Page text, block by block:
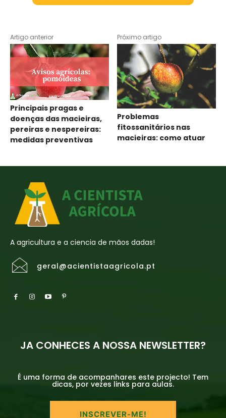
Artigo anterior
Principais pragas e
doenças das macieiras,
pereiras e nespereiras:
medidas preventivas
Próximo artigo
Problemas
fitossanitários nas
macieiras: como atuar
A agricultura e a ciencia de mãos dadas!
geral@acientistaagricola.pt
JA CONHECES A NOSSA NEWSLETTER?
É uma forma de acompanhares este projecto! Tem
dicas, por vezes links para aulas.
INSCREVER-ME!